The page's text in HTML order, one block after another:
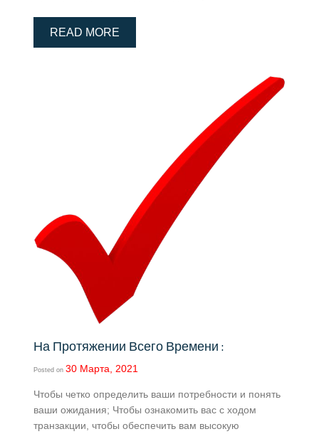
READ MORE
На Протяжении Всего Времени :
Posted on 30 Марта, 2021
Чтобы четко определить ваши потребности и понять
ваши ожидания; Чтобы ознакомить вас с ходом
транзакции, чтобы обеспечить вам высокую